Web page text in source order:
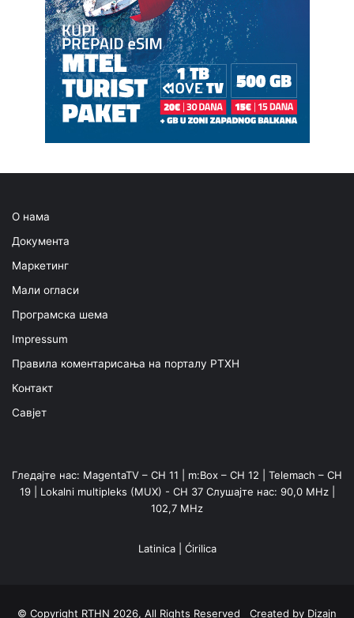
О нама
Документа
Маркетинг
Мали огласи
Програмска шема
Impressum
Правила коментарисања на порталу РТХН
Контакт
Савјет
Гледајте нас: MagentaTV – CH 11 | m:Box – CH 12 | Telemach – CH
19 | Lokalni multipleks (MUX) - CH 37 Слушајте нас: 90,0 MHz |
102,7 MHz
Latinica| Ćirilica
© Copyright RTHN 2026, All Rights Reserved Created by Dizajn